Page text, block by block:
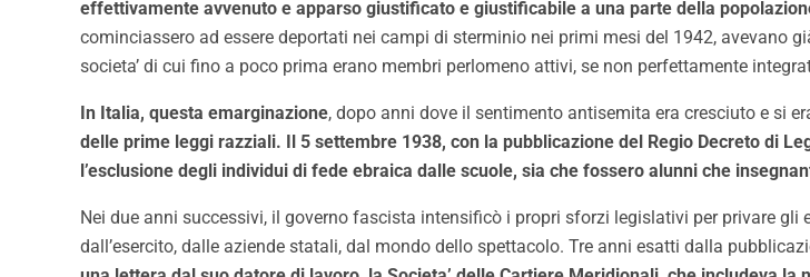
effettivamente avvenuto e apparso giustificato e giustificabile a una parte della
cominciassero ad essere deportati nei campi di sterminio nei primi mesi del 1942,
societa’ di cui fino a poco prima erano membri perlomeno attivi, se non perfettamente
In Italia, questa emarginazione, dopo anni dove il sentimento antisemita era cresciuto e si
delle prime leggi razziali. Il 5 settembre 1938, con la pubblicazione del Regio Decreto di
l’esclusione degli individui di fede ebraica dalle scuole, sia che fossero alunni che
Nei due anni successivi, il governo fascista intensificò i propri sforzi legislativi per privare
dall’esercito, dalle aziende statali, dal mondo dello spettacolo. Tre anni esatti dalla